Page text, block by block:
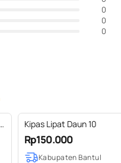
0
0
0
Kipas Lipat Daun 10
Rp150.000
Kabupaten Bantul